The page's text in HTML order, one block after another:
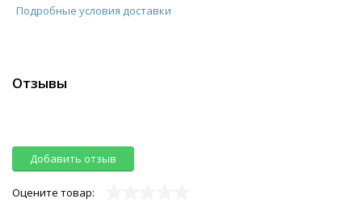
Подробные условия доставки
Отзывы
Добавить отзыв
Оцените товар: